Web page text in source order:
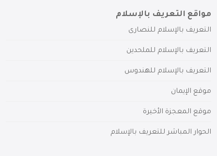
مواقع التعريف بالإسلام
التعريف بالإسلام للنصارى
التعريف بالإسلام للملحدين
التعريف بالإسلام للهندوس
موقع الإيمان
موقع المعجزة الأخيرة
الحوار المباشر للتعريف بالإسلام